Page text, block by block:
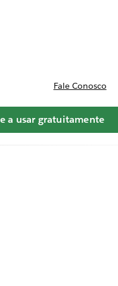
Fale Conosco
a usar gratuitamente